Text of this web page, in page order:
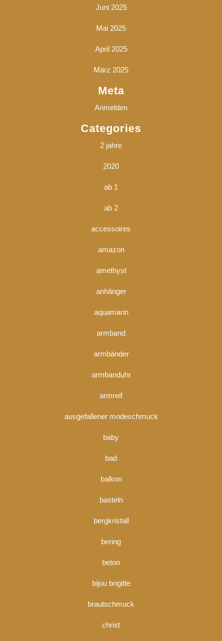
Juni 2025
Mai 2025
April 2025
März 2025
Meta
Anmelden
Categories
2 jahre
2020
ab 1
ab 2
accessoires
amazon
amethyst
anhänger
aquamarin
armband
armbänder
armbanduhr
armreif
ausgefallener modeschmuck
baby
bad
balkon
basteln
bergkristall
bering
beton
bijou brigitte
brautschmuck
christ